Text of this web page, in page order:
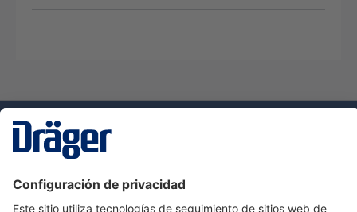
Servicio de atención al cliente de Dräger